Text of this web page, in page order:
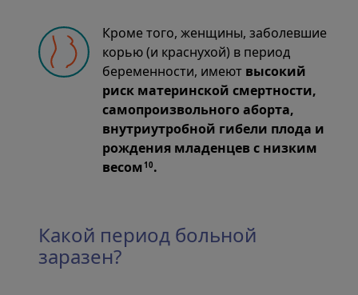
Кроме того, женщины, заболевшие
корью (и краснухой) в период
беременности, имеют высокий
риск материнской смертности,
самопроизвольного аборта,
внутриутробной гибели плода и
рождения младенцев с низким
весом 10.
Какой период больной
заразен?